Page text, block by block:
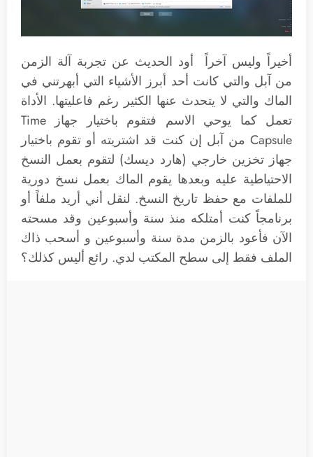
أخيراً وليس آخراً أود الحديث عن تجربة آلة الزمن
من آبل والتي كانت أحد أبرز الأشياء التي أبهرتني في
الماك والتي لا يتحدث عنها الكثير رغم فاعليتها. الأداة
تعمل كما يوحي الاسم فتقوم باختيار جهاز Time
Capsule من آبل إن كنت قد اشتريته أو تقوم باختيار
جهاز تخزين خارجي (هارد ديسك) لتقوم بعمل النسخ
الاحتياطية عليه وبعدها يقوم الماك بعمل نسخ دورية
للملفات مع حفظ تاريخ النسخ. لنقل أني أريد ملفاً أو
برنامجاً كنت أمتلكه منذ سنة وأسبوعين وقد مسحته
الآن فأعود بالزمن مدة سنة وأسبوعين و أسحب ذاك
الملف فقط إلى سطح المكتب لدي. رائع أليس كذلك؟